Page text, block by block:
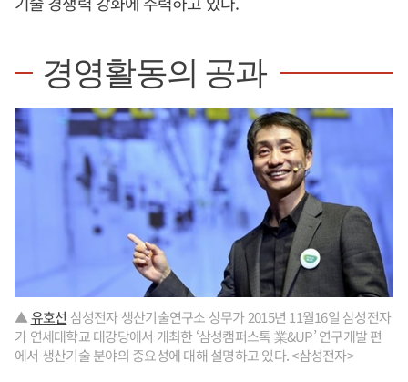
경영활동의 공과
▲유호선 삼성전자 생산기술연구소 상무가 2015년 11월16일 삼성전자
가 연세대학교 대강당에서 개최한 ‘삼성캠퍼스톡 業&UP’ 연구개발 편
에서 생산기술 분야의 중요성에 대해 설명하고 있다. <삼성전자>